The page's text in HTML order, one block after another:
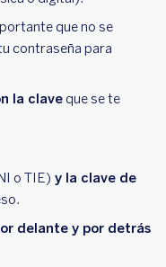
que no se
contraseña para
la clave que se te
o TIE) y la clave de
delante y por detrás